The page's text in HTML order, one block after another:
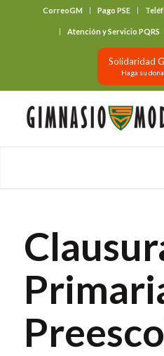
CorreoGM Pago PSE
Atención y Servicio PQRS
Solidaridad
Haga su